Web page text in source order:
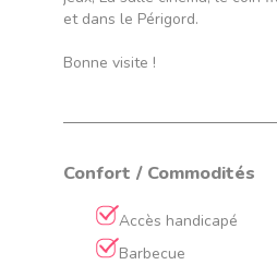
et dans le Périgord.
Bonne visite !
Confort / Commodités
Accès handicapé
Barbecue